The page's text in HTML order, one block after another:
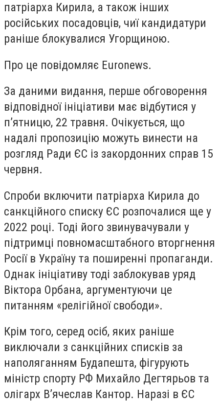
патріарха Кирила, а також інших
російських посадовців, чиї кандидатури
раніше блокувалися Угорщиною.
Про це повідомляє Euronews.
За даними видання, перше обговорення
відповідної ініціативи має відбутися у
п’ятницю, 22 травня. Очікується, що
надалі пропозицію можуть винести на
розгляд Ради ЄС із закордонних справ 15
червня.
Спроби включити патріарха Кирила до
санкційного списку ЄС розпочалися ще у
2022 році. Тоді його звинувачували у
підтримці повномасштабного вторгнення
Росії в Україну та поширенні пропаганди.
Однак ініціативу тоді заблокував уряд
Віктора Орбана, аргументуючи це
питанням «релігійної свободи».
Крім того, серед осіб, яких раніше
виключали з санкційних списків за
наполяганням Будапешта, фігурують
міністр спорту РФ Михайло Дегтярьов та
олігарх В’ячеслав Кантор. Наразі в ЄС